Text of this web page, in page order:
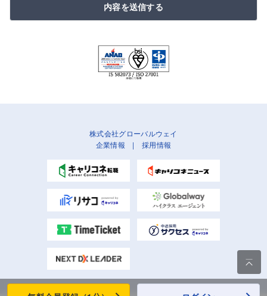
内容を送信する
株式会社グローバルウェイ
企業情報 | 採用情報
